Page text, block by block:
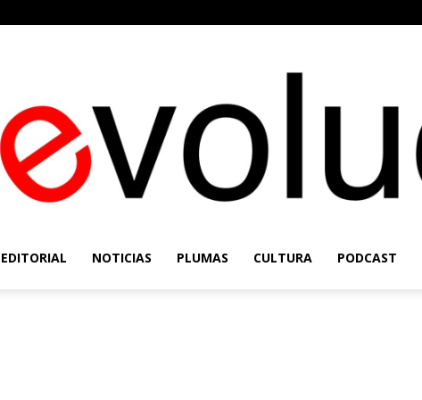
EDITORIAL NOTICIAS PLUMAS CULTURA PODCAST